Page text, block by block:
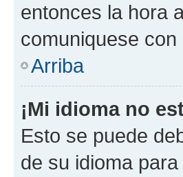
entonces la hora
comuniquese
Arriba
¡Mi idioma no
Esto se puede
de su idioma